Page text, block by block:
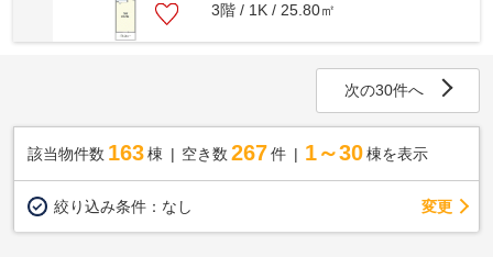
3階 / 1K / 25.80㎡
次の30件へ
該当物件数 163棟 空き数 267 件 1～30 棟を表示
絞り込み条件： なし 変更